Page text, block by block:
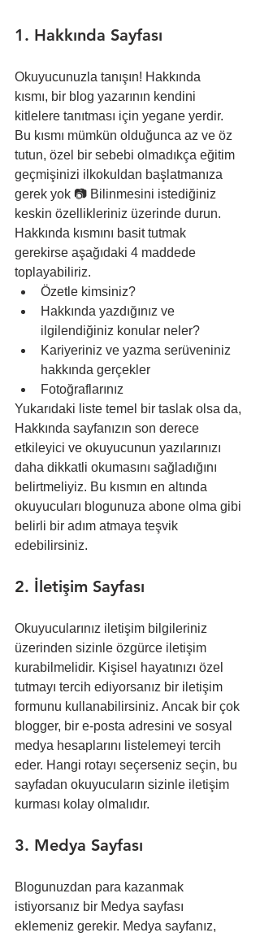
1. Hakkında Sayfası
Okuyucunuzla tanışın! Hakkında
kısmı, bir blog yazarının kendini
kitlelere tanıtması için yegane yerdir.
Bu kısmı mümkün olduğunca az ve öz
tutun, özel bir sebebi olmadıkça eğitim
geçmişinizi ilkokuldan başlatmanıza
gerek yok 📷 Bilinmesini istediğiniz
keskin özellikleriniz üzerinde durun.
Hakkında kısmını basit tutmak
gerekirse aşağıdaki 4 maddede
toplayabiliriz.
Özetle kimsiniz?
Hakkında yazdığınız ve
ilgilendiğiniz konular neler?
Kariyeriniz ve yazma serüveniniz
hakkında gerçekler
Fotoğraflarınız
Yukarıdaki liste temel bir taslak olsa da,
Hakkında sayfanızın son derece
etkileyici ve okuyucunun yazılarınızı
daha dikkatli okumasını sağladığını
belirtmeliyiz. Bu kısmın en altında
okuyucuları blogunuza abone olma gibi
belirli bir adım atmaya teşvik
edebilirsiniz.
2. İletişim Sayfası
Okuyucularınız iletişim bilgileriniz
üzerinden sizinle özgürce iletişim
kurabilmelidir. Kişisel hayatınızı özel
tutmayı tercih ediyorsanız bir iletişim
formunu kullanabilirsiniz. Ancak bir çok
blogger, bir e-posta adresini ve sosyal
medya hesaplarını listelemeyi tercih
eder. Hangi rotayı seçerseniz seçin, bu
sayfadan okuyucuların sizinle iletişim
kurması kolay olmalıdır.
3. Medya Sayfası
Blogunuzdan para kazanmak
istiyorsanız bir Medya sayfası
eklemeniz gerekir. Medya sayfanız,